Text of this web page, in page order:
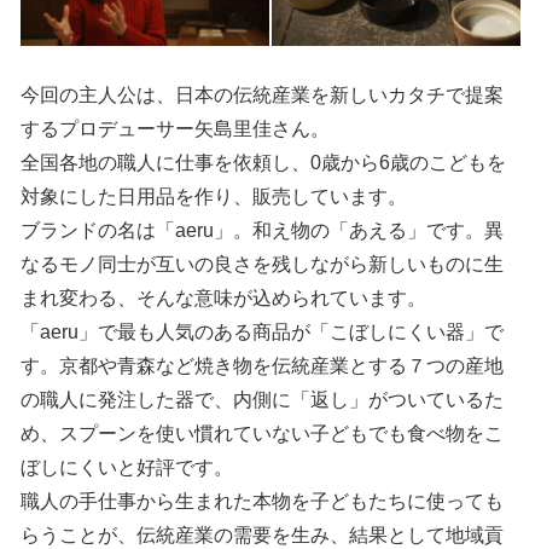
今回の主人公は、日本の伝統産業を新しいカタチで提案
するプロデューサー矢島里佳さん。
全国各地の職人に仕事を依頼し、0歳から6歳のこどもを
対象にした日用品を作り、販売しています。
ブランドの名は「aeru」。和え物の「あえる」です。異
なるモノ同士が互いの良さを残しながら新しいものに生
まれ変わる、そんな意味が込められています。
「aeru」で最も人気のある商品が「こぼしにくい器」で
す。京都や青森など焼き物を伝統産業とする７つの産地
の職人に発注した器で、内側に「返し」がついているた
め、スプーンを使い慣れていない子どもでも食べ物をこ
ぼしにくいと好評です。
職人の手仕事から生まれた本物を子どもたちに使っても
らうことが、伝統産業の需要を生み、結果として地域貢